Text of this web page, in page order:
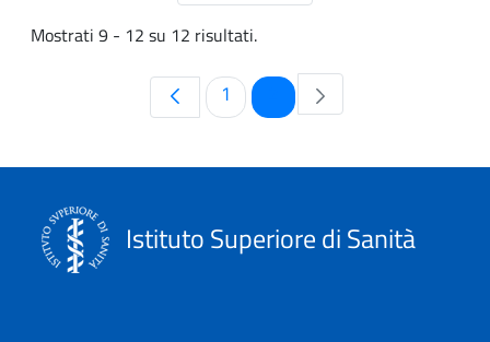
Mostrati 9 - 12 su 12 risultati.
Pagina
1 Pagina
Istituto Superiore di Sanità